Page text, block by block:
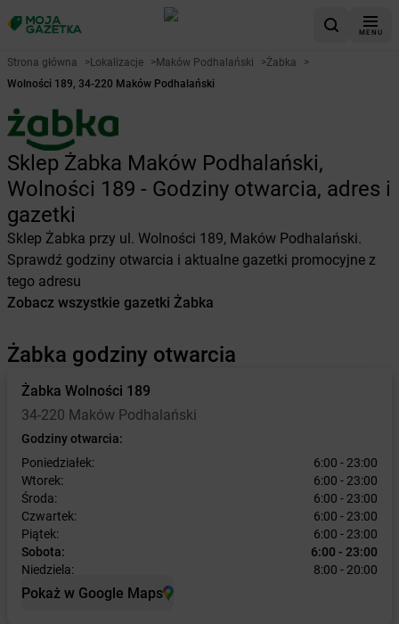
MENU
Strona główna >Lokalizacje >Maków Podhalański >Żabka
>
Wolności 189, 34-220 Maków Podhalański
Sklep Żabka Maków Podhalański,
Wolności 189 - Godziny otwarcia, adres i
gazetki
Sklep Żabka przy ul. Wolności 189, Maków Podhalański.
Sprawdź godziny otwarcia i aktualne gazetki promocyjne z
tego adresu
Zobacz wszystkie gazetki Żabka
Żabka godziny otwarcia
Żabka Wolności 189
34-220 Maków Podhalański
Godziny otwarcia:
Poniedziałek:
6:00 - 23:00
Wtorek:
6:00 - 23:00
Środa:
6:00 - 23:00
Czwartek:
6:00 - 23:00
Piątek:
6:00 - 23:00
Sobota:
6:00 - 23:00
Niedziela:
8:00 - 20:00
Pokaż w Google Maps